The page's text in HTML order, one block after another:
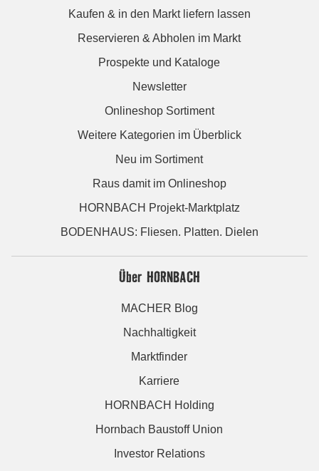
Kaufen & in den Markt liefern lassen
Reservieren & Abholen im Markt
Prospekte und Kataloge
Newsletter
Onlineshop Sortiment
Weitere Kategorien im Überblick
Neu im Sortiment
Raus damit im Onlineshop
HORNBACH Projekt-Marktplatz
BODENHAUS: Fliesen. Platten. Dielen
Über HORNBACH
MACHER Blog
Nachhaltigkeit
Marktfinder
Karriere
HORNBACH Holding
Hornbach Baustoff Union
Investor Relations